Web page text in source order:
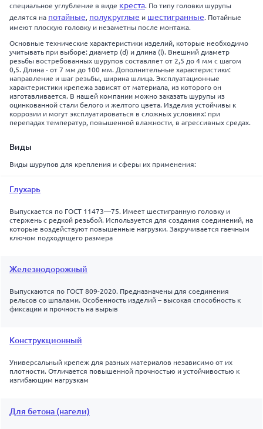
специальное углубление в виде креста. По типу головки шурупы
делятся на потайные, полукруглые и шестигранные. Потайные
имеют плоскую головку и незаметны после монтажа.
Основные технические характеристики изделий, которые необходимо
учитывать при выборе: диаметр (d) и длина (l). Внешний диаметр
резьбы востребованных шурупов составляет от 2,5 до 4 мм с шагом
0,5. Длина - от 7 мм до 100 мм. Дополнительные характеристики:
направление и шаг резьбы, ширина шлица. Эксплуатационные
характеристики крепежа зависят от материала, из которого он
изготавливается. В нашей компании можно заказать шурупы из
оцинкованной стали белого и желтого цвета. Изделия устойчивы к
коррозии и могут эксплуатироваться в сложных условиях: при
перепадах температур, повышенной влажности, в агрессивных средах.
Виды
Виды шурупов для крепления и сферы их применения:
Глухарь
Выпускается по ГОСТ 11473—75. Имеет шестигранную головку и
стержень с редкой резьбой. Используется для создания соединений, на
которые воздействуют повышенные нагрузки. Закручивается гаечным
ключом подходящего размера
Железнодорожный
Выпускаются по ГОСТ 809-2020. Предназначены для соединения
рельсов со шпалами. Особенность изделий – высокая способность к
фиксации и прочность на вырыв
Конструкционный
Универсальный крепеж для разных материалов независимо от их
плотности. Отличается повышенной прочностью и устойчивостью к
изгибающим нагрузкам
Для бетона (нагели)